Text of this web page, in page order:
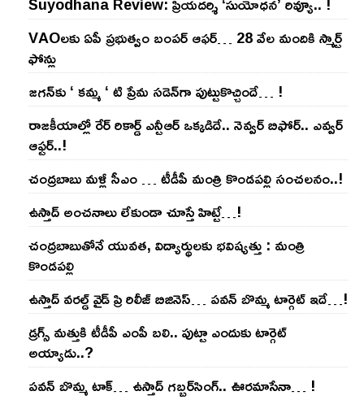
VAOల‌కు ఏపీ ప్ర‌భుత్వం బంప‌ర్ ఆఫ‌ర్‌… 28 వేల మందికి స్మార్ట్
ఫోన్లు
జ‌గ‌న్‌కు ‘ క‌మ్మ ‘ టి ప్రేమ స‌డెన్‌గా పుట్టుకొచ్చిందే… !
రాజ‌కీయాల్లో రేర్ రికార్డ్ ఎన్టీఆర్ ఒక్క‌డిదే.. నెవ్వ‌ర్ బిఫోర్‌.. ఎవ్వ‌ర్
ఆఫ్ట‌ర్‌..!
చంద్ర‌బాబు మ‌ళ్లీ సీఎం … టీడీపీ మంత్రి కొండ‌ప‌ల్లి సంచ‌ల‌నం..!
ఉస్తాద్ అంచ‌నాలు లేకుండా చూస్తే హిట్టే…!
చంద్ర‌బాబుతోనే యువ‌త‌, విద్యార్థుల‌కు భ‌విష్య‌త్తు : మంత్రి
కొండ‌ప‌ల్లి
ఉస్తాద్ వ‌ర‌ల్డ్ వైడ్ ప్రి రిలీజ్ బిజినెస్‌… ప‌వ‌న్ బొమ్మ టార్గెట్ ఇదే…!
డ్రగ్స్ మత్తుకి టీడీపీ ఎంపీ బలి.. పుట్టా ఎందుకు టార్గెట్
అయ్యాడు..?
ప‌వ‌న్ బొమ్మ టాక్‌… ఉస్తాద్ గ‌బ్బ‌ర్‌సింగ్‌.. ఊర‌మాసేనా… !